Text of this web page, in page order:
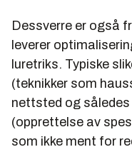
Dessverre er også
leverer
luretriks. Typiske
(teknikker som
nettsted og således
(opprettelse av
som ikke ment for